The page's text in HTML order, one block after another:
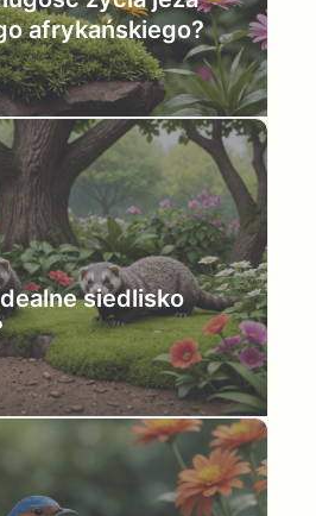
afrykańskiego?
siedlisko